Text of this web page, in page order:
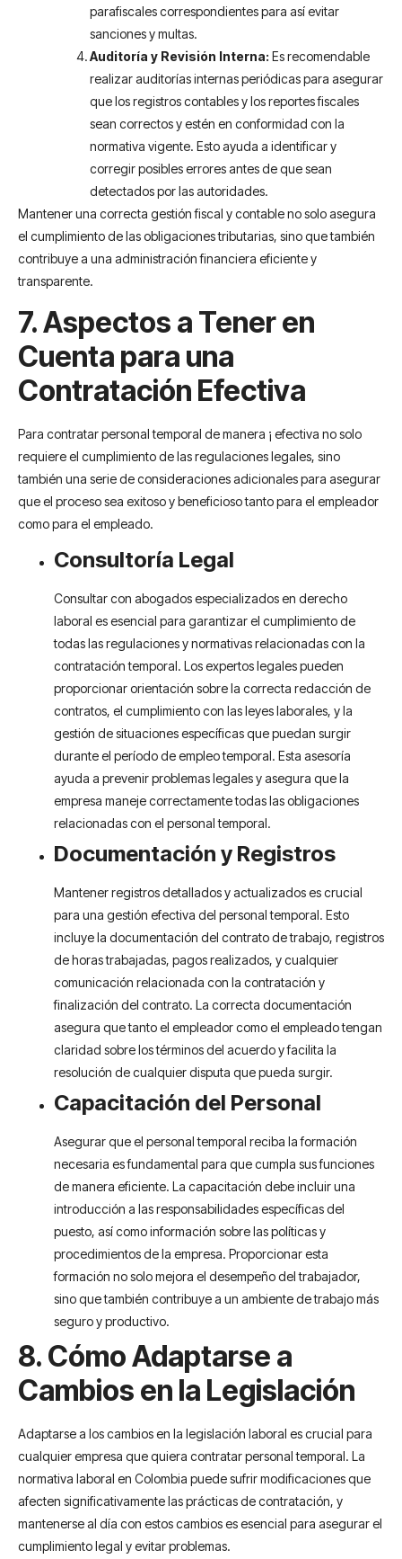
parafiscales correspondientes para así evitar
sanciones y multas.
Auditoría y Revisión Interna: Es recomendable
realizar auditorías internas periódicas para asegurar
que los registros contables y los reportes fiscales
sean correctos y estén en conformidad con la
normativa vigente. Esto ayuda a identificar y
corregir posibles errores antes de que sean
detectados por las autoridades.
Mantener una correcta gestión fiscal y contable no solo asegura
el cumplimiento de las obligaciones tributarias, sino que también
contribuye a una administración financiera eficiente y
transparente.
7. Aspectos a Tener en
Cuenta para una
Contratación Efectiva
Para contratar personal temporal de manera ¡ efectiva no solo
requiere el cumplimiento de las regulaciones legales, sino
también una serie de consideraciones adicionales para asegurar
que el proceso sea exitoso y beneficioso tanto para el empleador
como para el empleado.
Consultoría Legal
Consultar con abogados especializados en derecho
laboral es esencial para garantizar el cumplimiento de
todas las regulaciones y normativas relacionadas con la
contratación temporal. Los expertos legales pueden
proporcionar orientación sobre la correcta redacción de
contratos, el cumplimiento con las leyes laborales, y la
gestión de situaciones específicas que puedan surgir
durante el período de empleo temporal. Esta asesoría
ayuda a prevenir problemas legales y asegura que la
empresa maneje correctamente todas las obligaciones
relacionadas con el personal temporal.
Documentación y Registros
Mantener registros detallados y actualizados es crucial
para una gestión efectiva del personal temporal. Esto
incluye la documentación del contrato de trabajo, registros
de horas trabajadas, pagos realizados, y cualquier
comunicación relacionada con la contratación y
finalización del contrato. La correcta documentación
asegura que tanto el empleador como el empleado tengan
claridad sobre los términos del acuerdo y facilita la
resolución de cualquier disputa que pueda surgir.
Capacitación del Personal
Asegurar que el personal temporal reciba la formación
necesaria es fundamental para que cumpla sus funciones
de manera eficiente. La capacitación debe incluir una
introducción a las responsabilidades específicas del
puesto, así como información sobre las políticas y
procedimientos de la empresa. Proporcionar esta
formación no solo mejora el desempeño del trabajador,
sino que también contribuye a un ambiente de trabajo más
seguro y productivo.
8. Cómo Adaptarse a
Cambios en la Legislación
Adaptarse a los cambios en la legislación laboral es crucial para
cualquier empresa que quiera contratar personal temporal. La
normativa laboral en Colombia puede sufrir modificaciones que
afecten significativamente las prácticas de contratación, y
mantenerse al día con estos cambios es esencial para asegurar el
cumplimiento legal y evitar problemas.